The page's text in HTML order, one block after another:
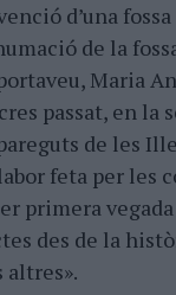
d’una
de la
Maria
passat, en la
de les
feta per les
primera
des de la
altres».